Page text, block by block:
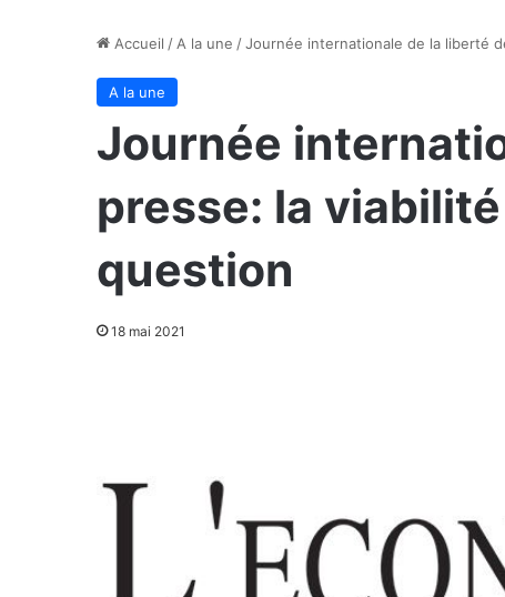
Accueil / A la une /Journée internationale de la liberté
A la une
Journée
presse: la
question
18 mai 2021